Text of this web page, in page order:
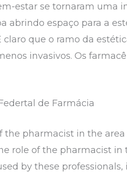
estar se tornaram uma
abrindo espaço para a
claro que o ramo da
invasivos. Os
de Farmácia
pharmacist in the
role of the pharmacist in
by these professionals,